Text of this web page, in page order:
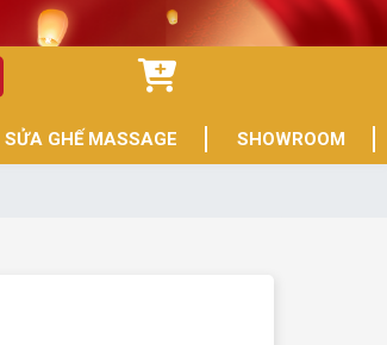
SỬA GHẾ MASSAGE SHOWROOM